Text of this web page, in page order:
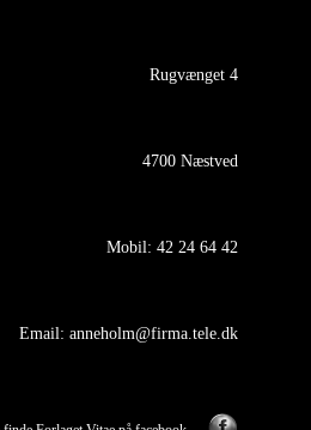
Rugvænget 4
4700 Næstved
Mobil: 42 24 64 42
Email: anneholm@firma.tele.dk